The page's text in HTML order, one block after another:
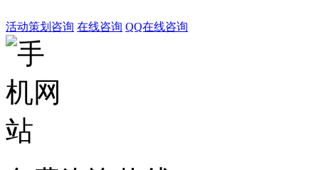
活动策划咨询 在线咨询 QQ在线咨询